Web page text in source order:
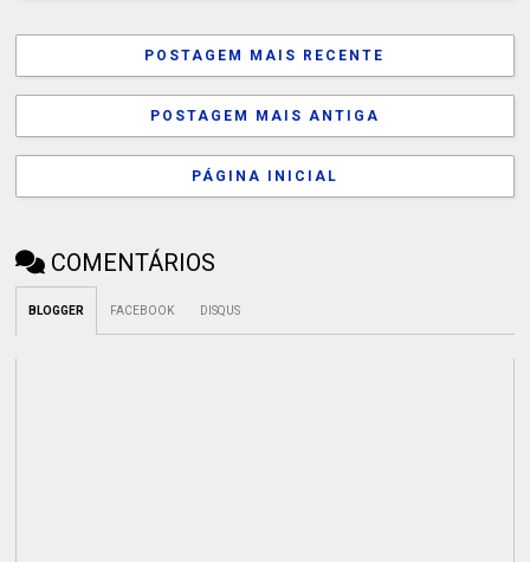
POSTAGEM MAIS RECENTE
POSTAGEM MAIS ANTIGA
PÁGINA INICIAL
COMENTÁRIOS
BLOGGER FACEBOOK DISQUS